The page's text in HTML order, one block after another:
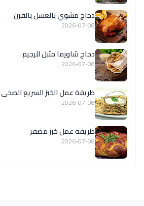
دجاج مشوي بالعسل بالفرن
2026-07-08
دجاج شاورما متبل للرجيم
2026-07-08
طريقة عمل الخبز السريع الصحى
2026-07-08
طريقة عمل خبز مضفر
2026-07-08